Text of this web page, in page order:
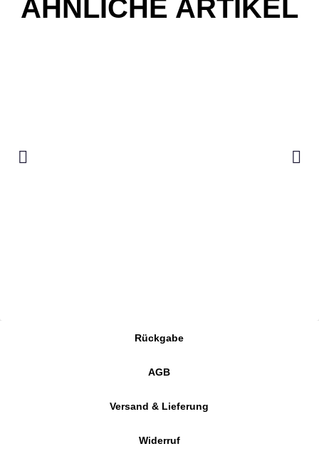
ÄHNLICHE ARTIKEL
Rückgabe
AGB
Versand & Lieferung
Widerruf